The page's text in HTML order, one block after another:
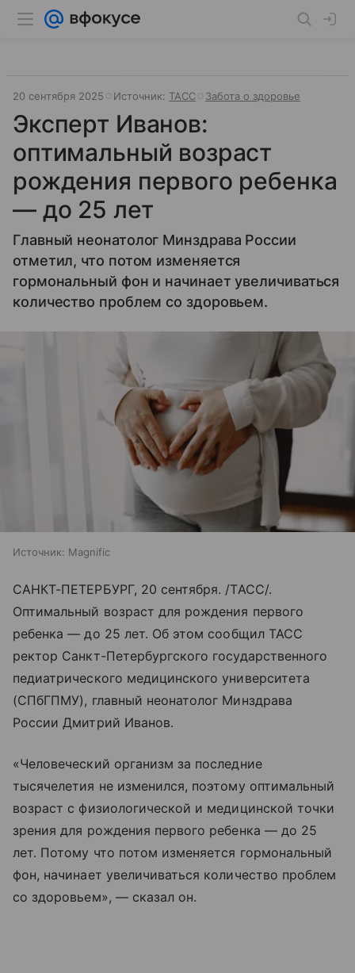
20 сентября 2025 Источник: ТАСС Забота о здоровье
Эксперт Иванов:
оптимальный возраст
рождения первого ребенка
— до 25 лет
Главный неонатолог Минздрава России
отметил, что потом изменяется
гормональный фон и начинает увеличиваться
количество проблем со здоровьем.
Источник: Magnific
САНКТ-ПЕТЕРБУРГ, 20 сентября. /ТАСС/.
Оптимальный возраст для рождения первого
ребенка — до 25 лет. Об этом сообщил ТАСС
ректор Санкт-Петербургского государственного
педиатрического медицинского университета
(СПбГПМУ), главный неонатолог Минздрава
России Дмитрий Иванов.
«Человеческий организм за последние
тысячелетия не изменился, поэтому оптимальный
возраст с физиологической и медицинской точки
зрения для рождения первого ребенка — до 25
лет. Потому что потом изменяется гормональный
фон, начинает увеличиваться количество проблем
со здоровьем», — сказал он.